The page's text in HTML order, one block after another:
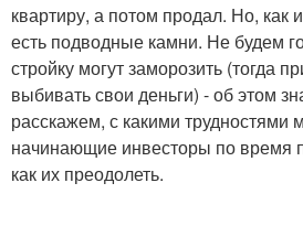
квартиру, а потом продал. Но, как
есть подводные камни. Не будем
стройку могут заморозить (тогда
выбивать свои деньги) - об этом
расскажем, с какими трудностями
начинающие инвесторы по время
как их преодолеть.